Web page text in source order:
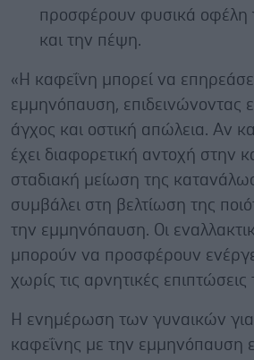
προσφέρουν φυσικά οφέλη
και την πέψη.
«Η καφεΐνη μπορεί να
εμμηνόπαυση, επιδεινώνοντας
άγχος και οστική απώλεια. Αν
έχει διαφορετική αντοχή στην
σταδιακή μείωση της
συμβάλει στη βελτίωση της
την εμμηνόπαυση. Οι
μπορούν να προσφέρουν
χωρίς τις αρνητικές
Η ενημέρωση των γυναικών
καφεΐνης με την εμμηνόπαυση